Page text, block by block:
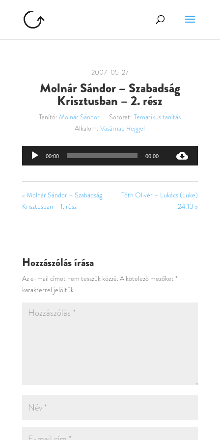
2007-05-27
Molnár Sándor – Szabadság
Krisztusban – 2. rész
Tanító: Molnár Sándor Sorozat: Tematikus tanítás
Alkalom: Vasárnap Reggel
Audió
00:00 00:00
« Molnár Sándor – Szabadság
Krisztusban – 1. rész
Tóth Olivér – Lukács (Luke)
24:13 »
Hozzászólás írása
Az e-mail címet nem tesszük közzé. A kötelező mezőket *
karakterrel jelöltük